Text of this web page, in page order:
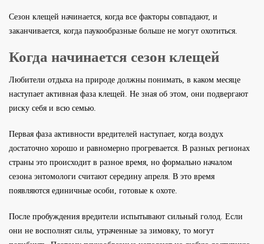
Сезон клещей начинается, когда все факторы совпадают, и
заканчивается, когда паукообразные больше не могут охотиться.
Когда начинается сезон клещей
Любители отдыха на природе должны понимать, в каком месяце
наступает активная фаза клещей. Не зная об этом, они подвергают
риску себя и всю семью.
Первая фаза активности вредителей наступает, когда воздух
достаточно хорошо и равномерно прогревается. В разных регионах
страны это происходит в разное время, но формально началом
сезона энтомологи считают середину апреля. В это время
появляются единичные особи, готовые к охоте.
После пробуждения вредители испытывают сильный голод. Если
они не восполнят силы, утраченные за зимовку, то могут